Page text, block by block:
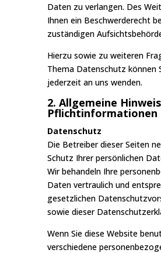
Daten zu verlangen. Des
Ihnen ein Beschwerderecht
zuständigen
Hierzu sowie zu weiteren
Thema Datenschutz können
jederzeit an uns wenden.
2. Allgemeine
Pflicht­informationen
Datenschutz
Die Betreiber dieser Seiten
Schutz Ihrer persönlichen
Wir behandeln Ihre
Daten vertraulich und
gesetzlichen
sowie dieser
Wenn Sie diese Website
verschiedene